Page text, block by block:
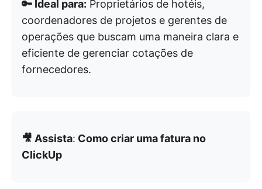
🔑 Ideal para: Proprietários de hotéis,
coordenadores de projetos e gerentes de
operações que buscam uma maneira clara e
eficiente de gerenciar cotações de
fornecedores.
🎥 Assista: Como criar uma fatura no
ClickUp